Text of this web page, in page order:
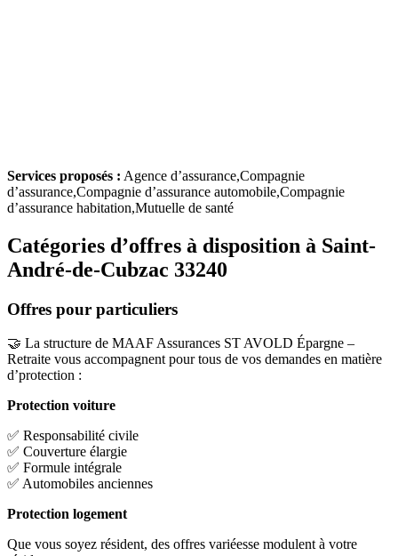
Services proposés : Agence d’assurance,Compagnie
d’assurance,Compagnie d’assurance automobile,Compagnie
d’assurance habitation,Mutuelle de santé
Catégories d’offres à disposition à Saint-
André-de-Cubzac 33240
Offres pour particuliers
🤝 La structure de MAAF Assurances ST AVOLD Épargne –
Retraite vous accompagnent pour tous de vos demandes en matière
d’protection :
Protection voiture
✅ Responsabilité civile
✅ Couverture élargie
✅ Formule intégrale
✅ Automobiles anciennes
Protection logement
Que vous soyez résident, des offres variéesse modulent à votre